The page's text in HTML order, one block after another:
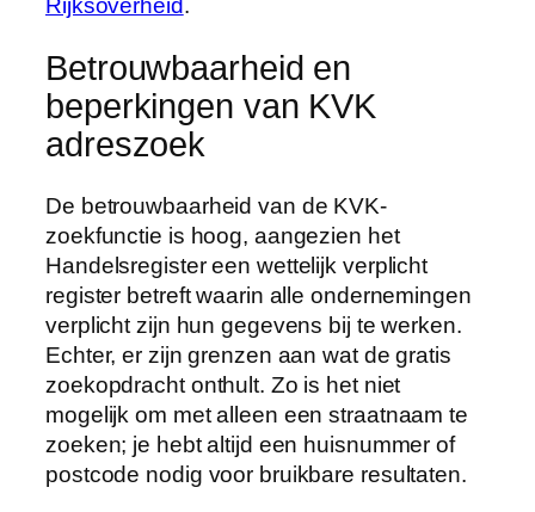
Rijksoverheid.
Betrouwbaarheid en
beperkingen van KVK
adreszoek
De betrouwbaarheid van de KVK-
zoekfunctie is hoog, aangezien het
Handelsregister een wettelijk verplicht
register betreft waarin alle ondernemingen
verplicht zijn hun gegevens bij te werken.
Echter, er zijn grenzen aan wat de gratis
zoekopdracht onthult. Zo is het niet
mogelijk om met alleen een straatnaam te
zoeken; je hebt altijd een huisnummer of
postcode nodig voor bruikbare resultaten.